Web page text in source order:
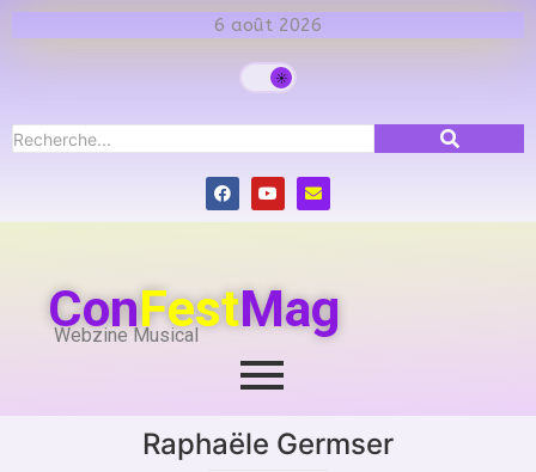
6 août 2026
ConFestMag
Webzine Musical
Raphaële Germser